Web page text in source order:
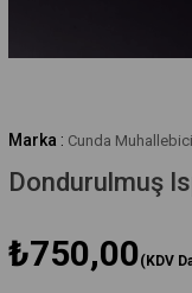
Marka : Cunda
Dondurulmuş
₺750,00(KDV